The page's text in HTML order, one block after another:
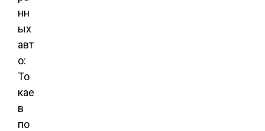
нн
ых
авт
о:
То
кае
в
по